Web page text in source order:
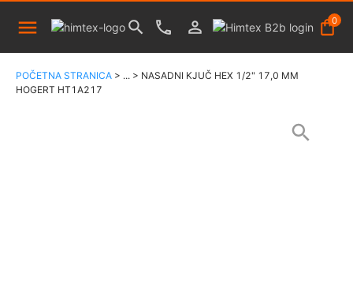
0
POČETNA STRANICA > ... > NASADNI KJUČ HEX 1/2" 17,0 MM
HOGERT HT1A217